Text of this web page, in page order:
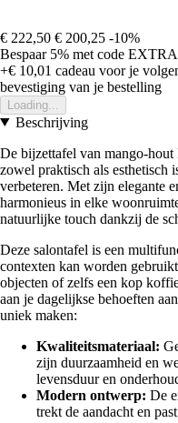
€ 222,50 € 200,25 -10%
Bespaar 5% met code EXTRA
+€ 10,01 cadeau voor je
bevestiging van je bestelling
Loading...
Beschrijving
De bijzettafel van mango-
zowel praktisch als esthetisch
verbeteren. Met zijn elegante
harmonieus in elke
natuurlijke touch dankzij de
Deze salontafel is een
contexten kan worden
objecten of zelfs een kop
aan je dagelijkse behoeften
uniek maken:
Kwaliteitsmateriaal:
zijn duurzaamheid en
levensduur en
Modern ontwerp: De
trekt de aandacht en